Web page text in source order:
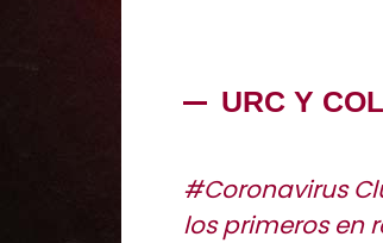
URC Y
#Coronavirus
los primeros en